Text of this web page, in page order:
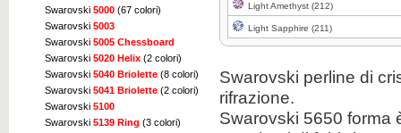
Swarovski 5000 (67 colori)
Swarovski 5003
Swarovski 5005 Chessboard
Swarovski 5020 Helix (2 colori)
Swarovski 5040 Briolette (8 colori)
Swarovski 5041 Briolette (2 colori)
Swarovski 5100
Swarovski 5139 Ring (3 colori)
Light Amethyst (212)
Light Sapphire (211)
Swarovski perline di
rifrazione.
Swarovski 5650 forma